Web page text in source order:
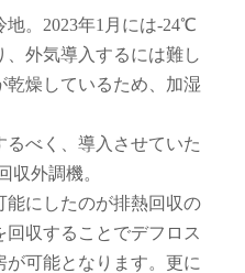
。2023年1月には-24℃
外気導入するには難し
乾燥しているため、加湿
べく、導入させていた
収外調機。
にしたのが排熱回収の
収することでデフロス
が可能となります。更に